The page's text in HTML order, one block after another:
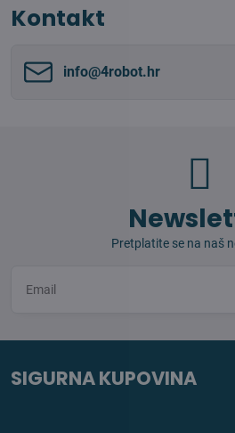
Kontakt
info​@4robot​.hr
Pretplatite se na naš
SIGURNA KUPOVINA